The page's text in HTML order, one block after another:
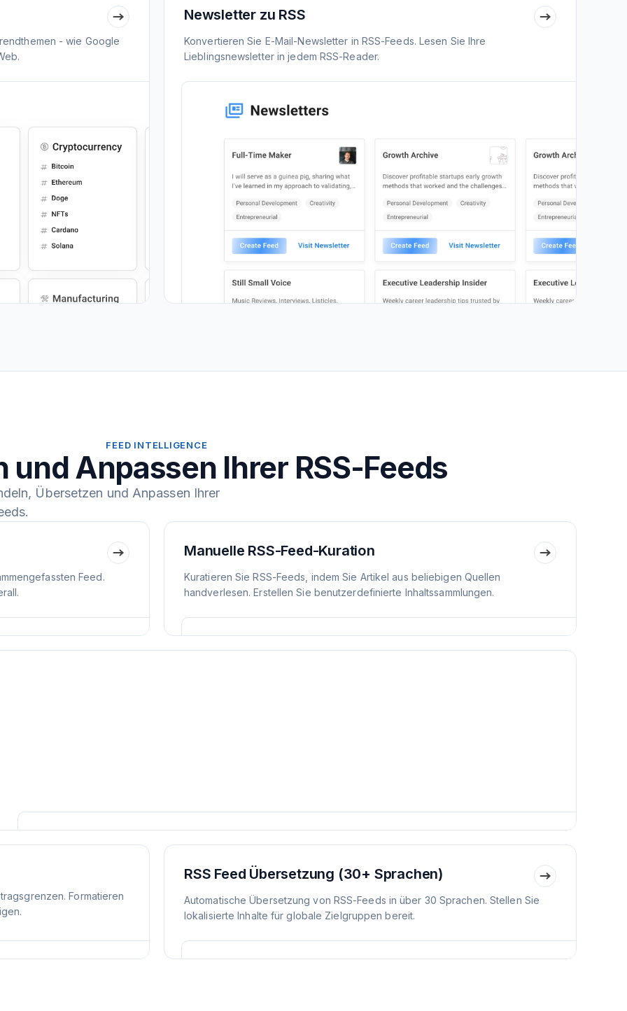
- wie Google
Newsletter zu RSS
Konvertieren Sie E-Mail-Newsletter in RSS-Feeds. Lesen Sie Ihre
Lieblingsnewsletter in jedem RSS-Reader.
FEED INTELLIGENCE
und Anpassen Ihrer RSS-Feeds
Übersetzen und Anpassen Ihrer
Feed.
Manuelle RSS-Feed-Kuration
Kuratieren Sie RSS-Feeds, indem Sie Artikel aus beliebigen Quellen
handverlesen. Erstellen Sie benutzerdefinierte Inhaltssammlungen.
Formatieren
RSS Feed Übersetzung (30+ Sprachen)
Automatische Übersetzung von RSS-Feeds in über 30 Sprachen. Stellen Sie
lokalisierte Inhalte für globale Zielgruppen bereit.